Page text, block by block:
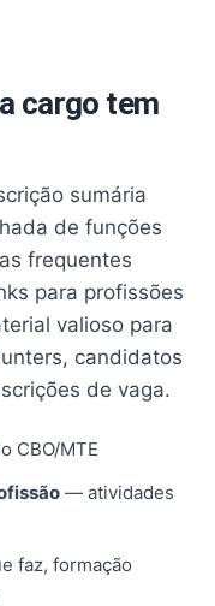
cargo tem
sumária
de funções
frequentes
para profissões
valioso para
candidatos
de vaga.
CBO/MTE
— atividades
faz, formação